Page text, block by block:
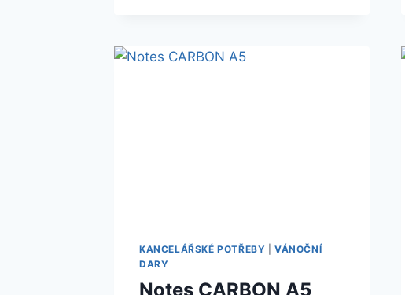
KANCELÁŘSKÉ POTŘEBY |VÁNOČNÍ
DARY
Notes CARBON A5